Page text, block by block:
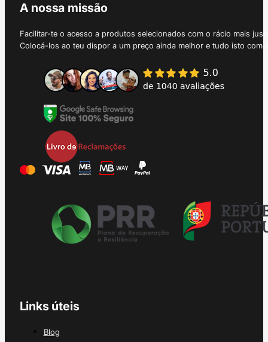
A nossa missão
Facilitar-te o acesso a produtos selecionados com o rácio mais
Colocá-los ao teu dispor a um preço ainda melhor e tudo isto
Links úteis
Blog